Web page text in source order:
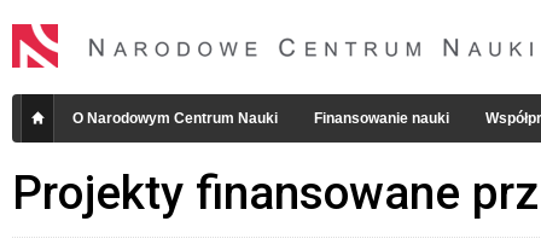
O Narodowym Centrum Nauki Finansowanie nauki
Projekty finansowane